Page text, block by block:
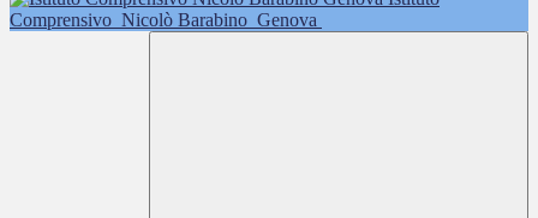
Comprensivo Nicolò Barabino Genova